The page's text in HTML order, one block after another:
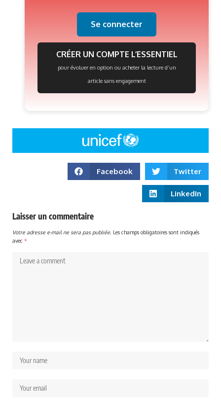
Se connecter
CRÉER UN COMPTE L’ESSENTIEL
pour évoluer en option ou acheter la lecture d’un
article sans engagement
Facebook Twitter
LinkedIn
Laisser un commentaire
Votre adresse e-mail ne sera pas publiée. Les champs obligatoires sont indiqués
avec *